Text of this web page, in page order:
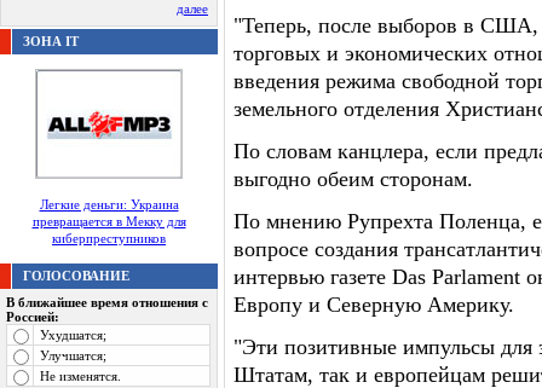
далее
ЗОНА IT
Легкие деньги: Украина
превращается в Мекку для
киберпреступников
ГОЛОСОВАНИЕ
В ближайшее время отношения с
Россией:
Ухудшатся;
Улучшатся;
Не изменятся.
"Теперь, после выборов в США,
торговых и экономических
введения режима свободной
земельного отделения
По словам канцлера, если
выгодно обеим сторонам.
По мнению Рупрехта Поленца,
вопросе создания
интервью газете Das Parlament
Европу и Северную Америку.
"Эти позитивные импульсы
Штатам, так и европейцам